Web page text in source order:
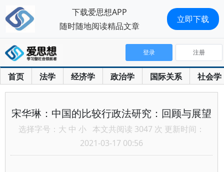
首页 法学 经济学 政治学 国际关系 社会学
登录 注册
宋华琳：中国的比较行政法研究：回顾与展望
选择字号： 大 中 小 本文共阅读 3047 次 更新时间：
2021-03-17 00:56
下载爱思想APP
随时随地阅读精品文章
立即下载